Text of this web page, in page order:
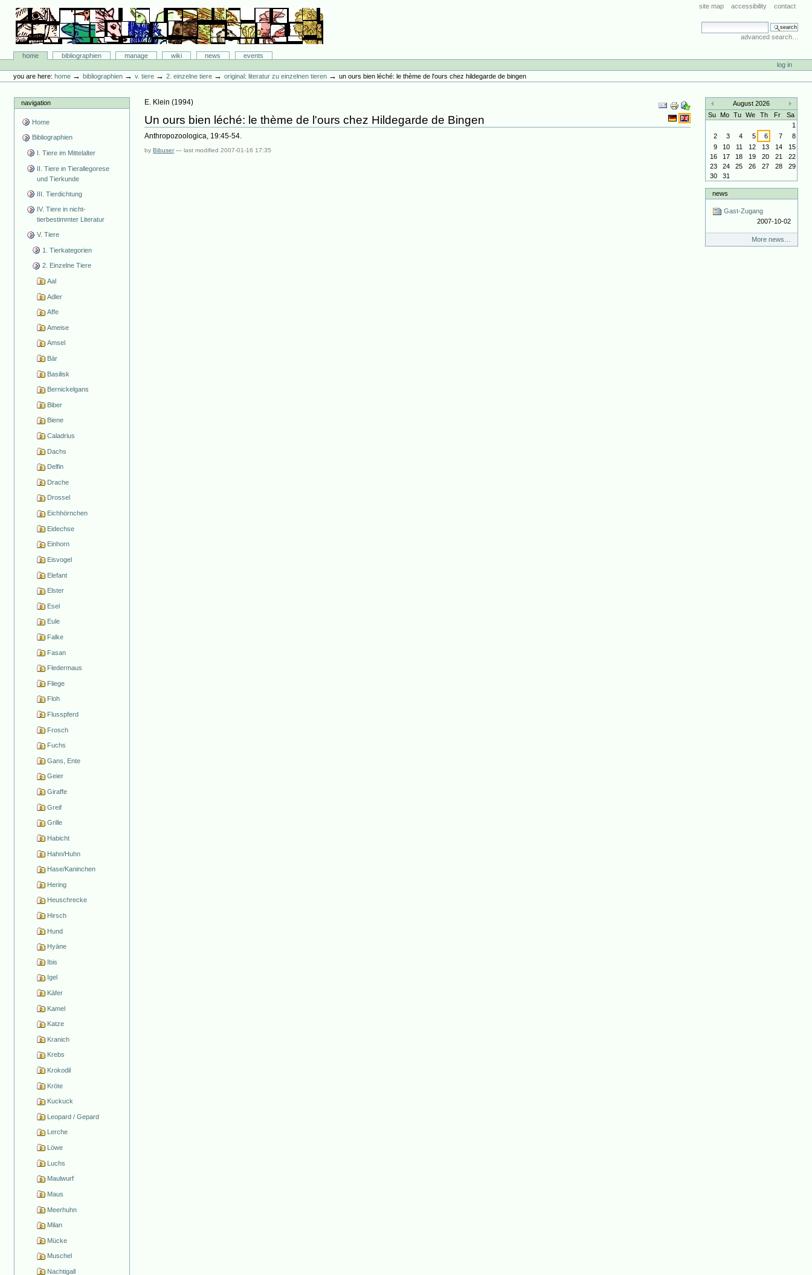
content.
navigation
site map accessibility contact
search site
advanced search…
Bibliographie-Portal
Sectionshome bibliographien manage wiki news
events
tools
log in
you are here: home →bibliographien →v. tiere →2. einzelne tiere →original: literatur zu einzelnen tieren →un ours bien léché: le thème de l'ours chez hildegarde de bingen
navigation
Home
Bibliographien
I. Tiere im Mittelalter
II. Tiere in Tierallegorese
und Tierkunde
III. Tierdichtung
IV. Tiere in nicht-
tierbestimmter Literatur
V. Tiere
1. Tierkategorien
2. Einzelne Tiere
Aal
Adler
Affe
Ameise
Amsel
Bär
Basilisk
Bernickelgans
Biber
Biene
Caladrius
Dachs
Delfin
Drache
Drossel
Eichhörnchen
Eidechse
Einhorn
Eisvogel
Elefant
Elster
Esel
Eule
Falke
Fasan
Fledermaus
Fliege
Floh
Flusspferd
Frosch
Fuchs
Gans, Ente
Geier
Giraffe
Greif
Grille
Habicht
Hahn/Huhn
Hase/Kaninchen
Hering
Heuschrecke
Hirsch
Hund
Hyäne
Ibis
Igel
Käfer
Kamel
Katze
Kranich
Krebs
Krokodil
Kröte
Kuckuck
Leopard / Gepard
Lerche
Löwe
Luchs
Maulwurf
Maus
Meerhuhn
Milan
Mücke
Muschel
Nachtigall
Document
Actions
E. Klein (1994)
Un ours bien léché: le thème de l'ours chez Hildegarde de Bingen
Anthropozoologica, 19:45-54.
byBibuser —last modified2007-01-16 17:35
«
August 2026
»
Su Mo Tu We Th Fr
Sa
1
2
3 4 5 6 7
8
9
10 11 12 13 14
15
16
17 18 19 20 21
22
23
24 25 26 27 28
29
30
31
news
Gast-Zugang
2007-10-02
More news…